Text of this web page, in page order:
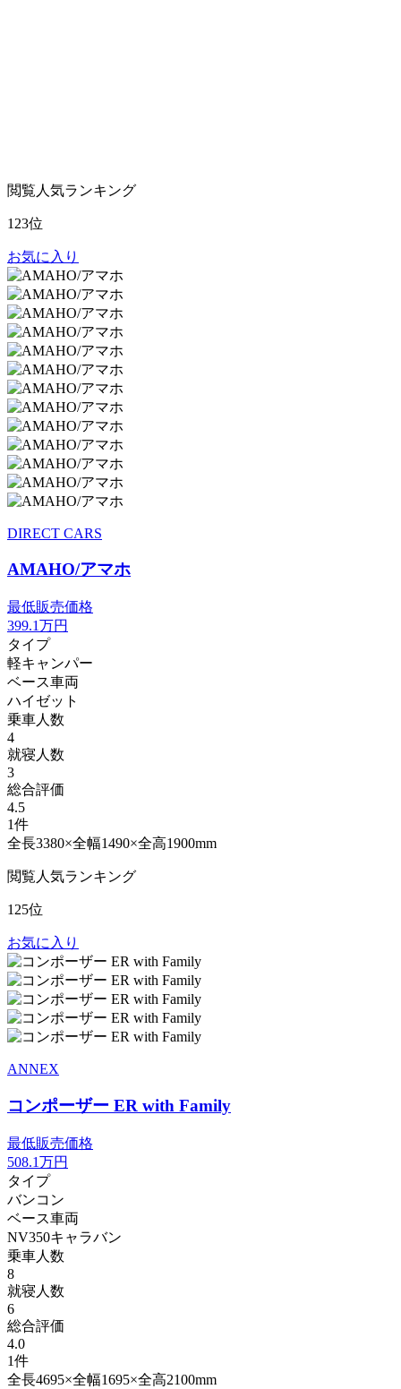
閲覧人気ランキング
123位
お気に入り
DIRECT CARS
AMAHO/アマホ
最低販売価格
399.1万円
タイプ
軽キャンパー
ベース車両
ハイゼット
乗車人数
4
就寝人数
3
総合評価
4.5
1件
全長3380×全幅1490×全高1900mm
閲覧人気ランキング
125位
お気に入り
ANNEX
コンポーザー ER with Family
最低販売価格
508.1万円
タイプ
バンコン
ベース車両
NV350キャラバン
乗車人数
8
就寝人数
6
総合評価
4.0
1件
全長4695×全幅1695×全高2100mm